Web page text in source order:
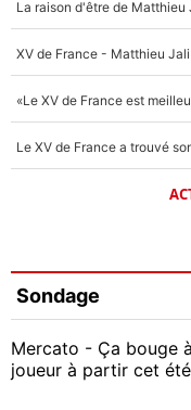
Sondage
Mercato - Ça bouge
joueur à partir cet